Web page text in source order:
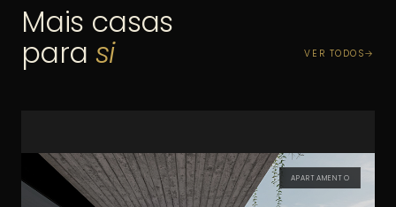
Mais casas
para si VER TODOS
APARTAMENTO